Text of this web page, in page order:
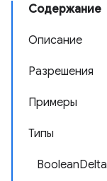
Содержание
Описание
Разрешения
Примеры
Типы
BooleanDelta